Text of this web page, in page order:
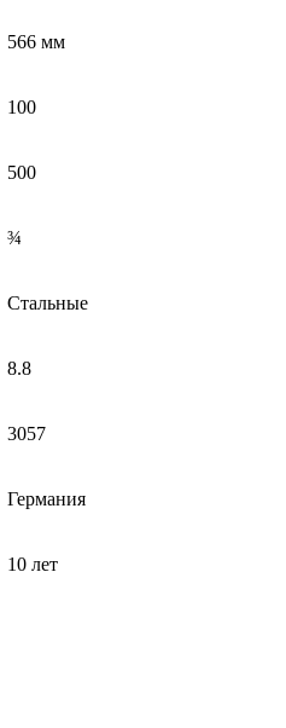
566 мм
100
500
¾
Стальные
8.8
3057
Германия
10 лет